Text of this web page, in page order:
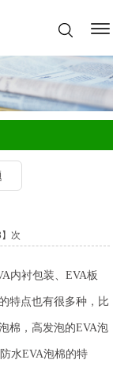
次
内衬包装、EVA板
特点也有很多种，比
棉，高发泡的EVA泡
水EVA泡棉的特